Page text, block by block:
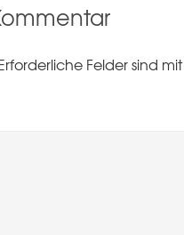
Felder sind mit